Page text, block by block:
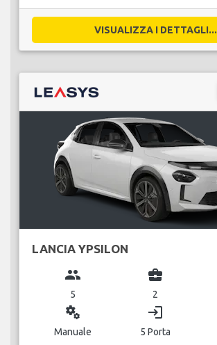
VISUALIZZA I DETTAGLI...
LANCIA YPSILON
group
5
business_center
2
miscellaneous_services
Manuale
login
5 Porta